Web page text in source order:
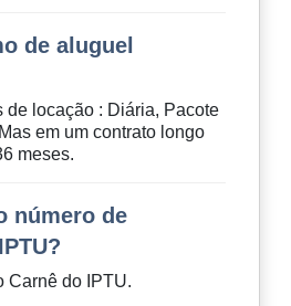
de aluguel
de locação : Diária, Pacote
em um contrato longo
meses.
número de
Carnê do IPTU.